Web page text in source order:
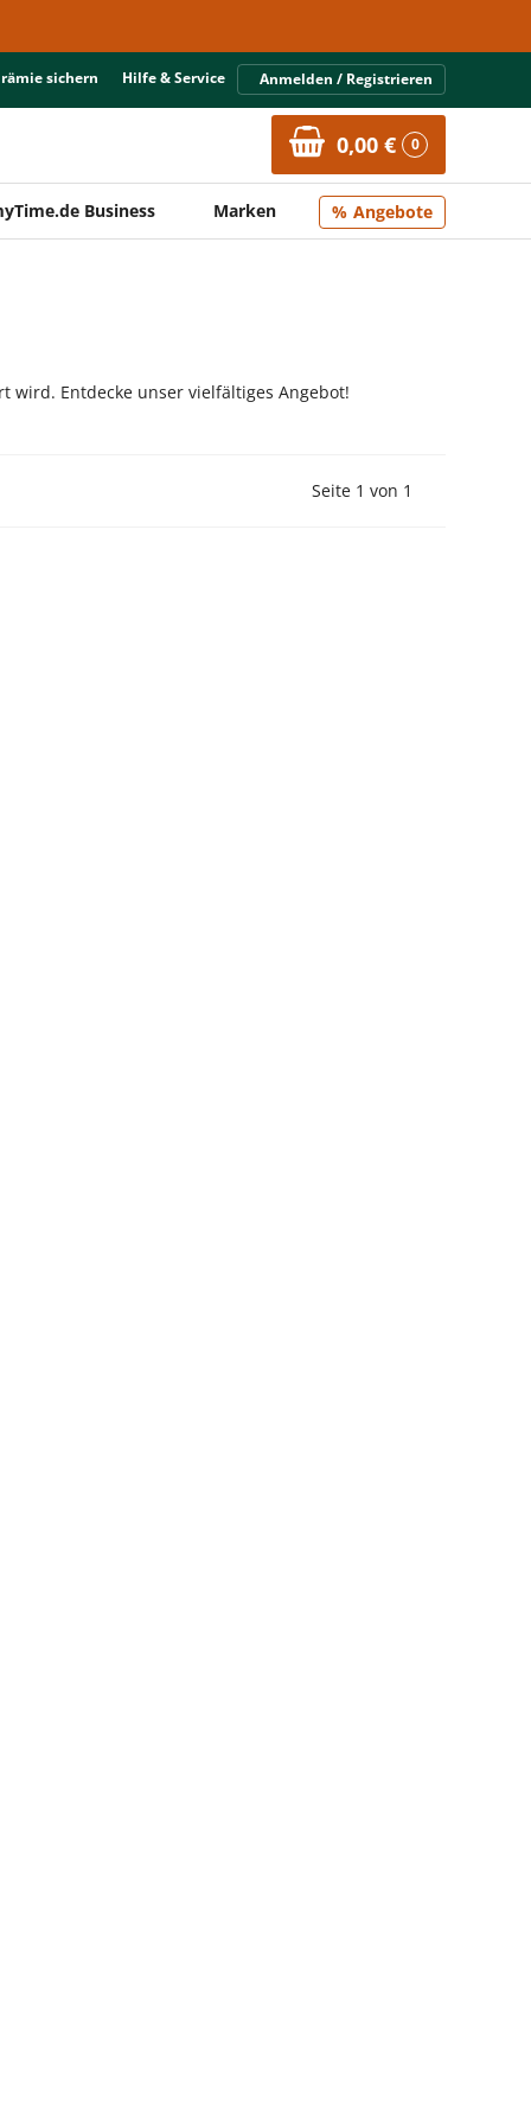
sichern Hilfe & Service Anmelden / Registrieren
0,00 € 0
Business Marken Angebote
wird. Entdecke unser vielfältiges Angebot!
Vorherige Seite
Seite 1 von 1